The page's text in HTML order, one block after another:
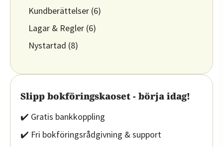
Kundberättelser (6)
Lagar & Regler (6)
Nystartad (8)
Slipp bokföringskaoset - börja idag!
✔️ Gratis bankkoppling
✔️ Fri bokföringsrådgivning & support